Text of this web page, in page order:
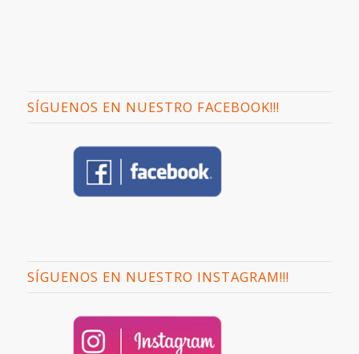
SÍGUENOS EN NUESTRO FACEBOOK!!!
SÍGUENOS EN NUESTRO INSTAGRAM!!!